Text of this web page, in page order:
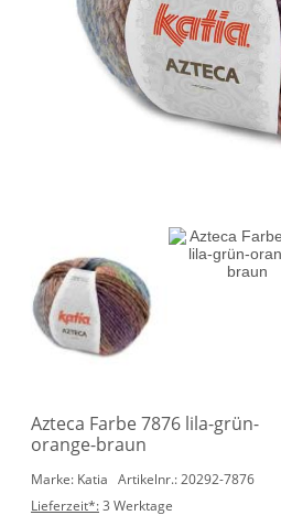
Azteca Farbe 7876 lila-grün-
orange-braun
Marke: Katia Artikelnr.: 20292-7876
Lieferzeit*:3 Werktage